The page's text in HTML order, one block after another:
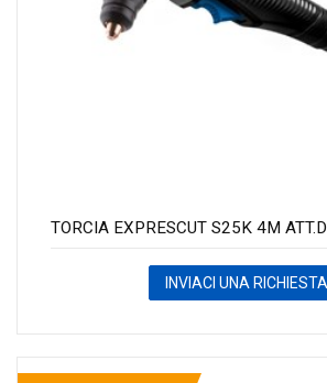
TORCIA EXPRESCUT S25K 4M
INVIACI UNA RICHIESTA